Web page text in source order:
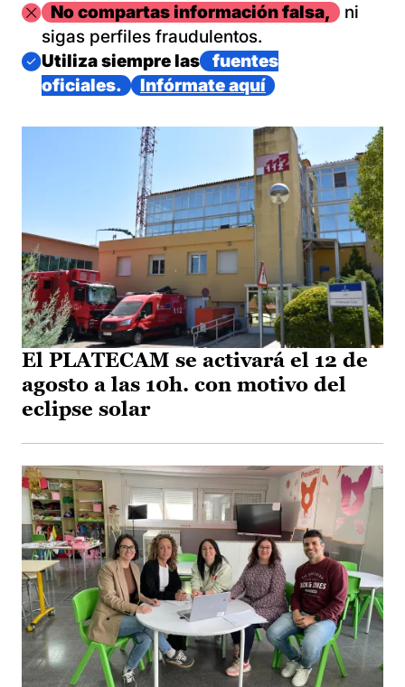
ImagenNo compartas información falsa,
ni
sigas perfiles fraudulentos.
Imagen
Utiliza siempre las
fuentes
oficiales.
Infórmate aquí
El PLATECAM se activará el 12 de
agosto a las 10h. con motivo del
eclipse solar